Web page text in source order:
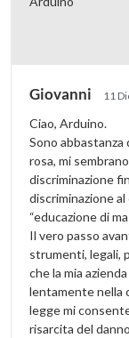
Giovanni 11
Ciao, Arduino.
Sono abbastanza
rosa, mi
discriminazione
discriminazione
“educazione di
Il vero passo
strumenti, legali,
che la mia
lentamente nella
legge mi
risarcita del